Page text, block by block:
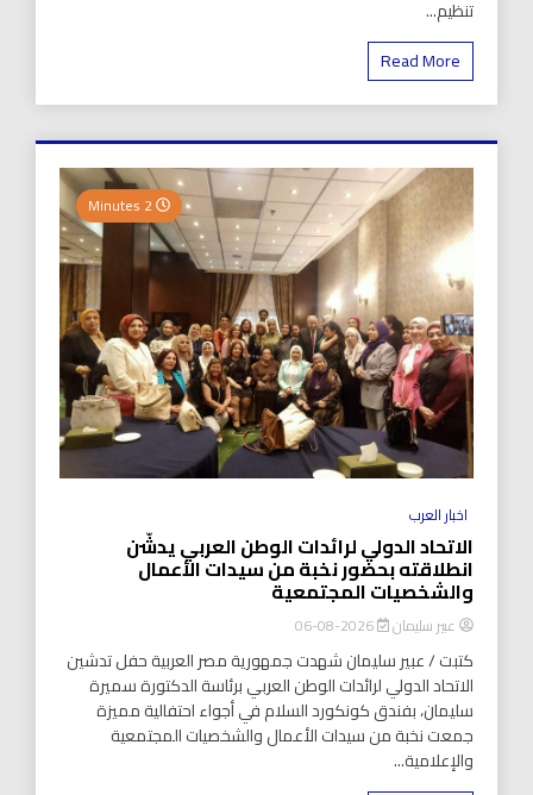
تنظيم...
Read More
اخبار العرب
الاتحاد الدولي لرائدات الوطن العربي يدشّن
انطلاقته بحضور نخبة من سيدات الأعمال
والشخصيات المجتمعية
عبير سليمان 2026-08-06
كتبت / عبير سليمان شهدت جمهورية مصر العربية حفل تدشين
الاتحاد الدولي لرائدات الوطن العربي برئاسة الدكتورة سميرة
سليمان، بفندق كونكورد السلام في أجواء احتفالية مميزة
جمعت نخبة من سيدات الأعمال والشخصيات المجتمعية
والإعلامية...